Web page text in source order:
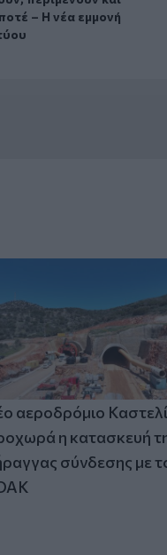
– Η νέα εμμονή
αεροδρόμιο
η κατασκευή
σύνδεσης με